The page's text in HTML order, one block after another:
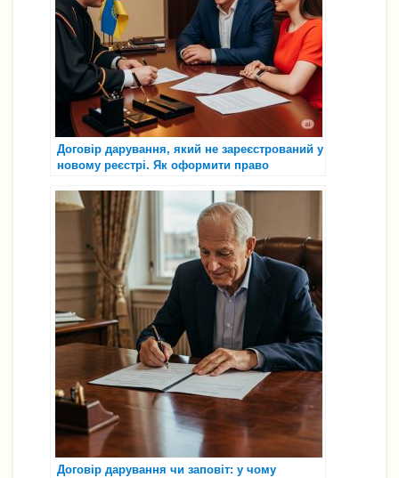
Договір дарування, який не зареєстрований у
новому реєстрі. Як оформити право
Договір дарування чи заповіт: у чому